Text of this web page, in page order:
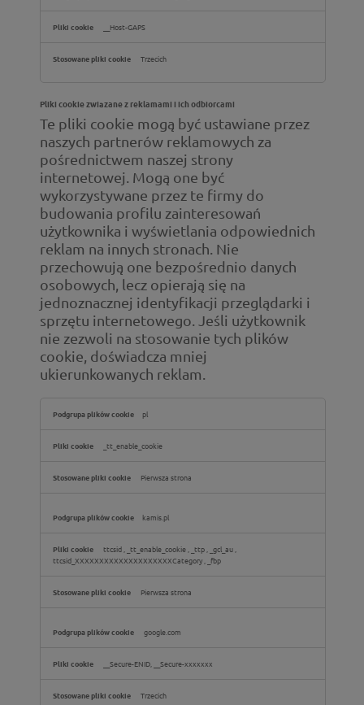
__Host-GAPS
Trzecich
Pliki cookie związane z reklamami i ich odbiorcami
Te pliki cookie mogą być ustawiane przez
naszych partnerów reklamowych za
pośrednictwem naszej strony
internetowej. Mogą one być
wykorzystywane przez te firmy do
budowania profilu zainteresowań
użytkownika i wyświetlania odpowiednich
reklam na innych stronach. Nie
przechowują one bezpośrednio danych
osobowych, lecz opierają się na
jednoznacznej identyfikacji przeglądarki i
sprzętu internetowego. Jeśli użytkownik
nie zezwoli na stosowanie tych plików
cookie, doświadcza mniej
ukierunkowanych reklam.
cookie
reklamami
pl
_tt_enable_cookie
Pierwsza strona
kamis.pl
ttcsid, _tt_enable_cookie, _ttp, _gcl_au,
ttcsid_XXXXXXXXXXXXXXXXXXXXCategory, _fbp
Pierwsza strona
google.com
__Secure-ENID, __Secure-xxxxxxx
Trzecich